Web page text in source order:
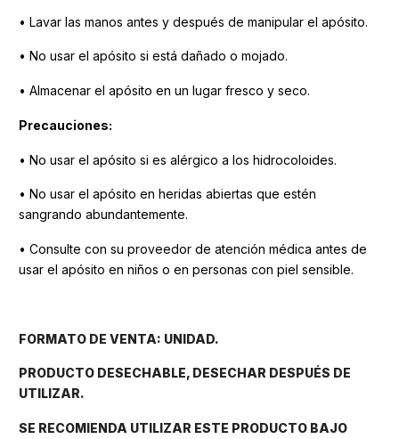
• Lavar las manos antes y después de manipular el apósito.
• No usar el apósito si está dañado o mojado.
• Almacenar el apósito en un lugar fresco y seco.
Precauciones:
• No usar el apósito si es alérgico a los hidrocoloides.
• No usar el apósito en heridas abiertas que estén
sangrando abundantemente.
• Consulte con su proveedor de atención médica antes de
usar el apósito en niños o en personas con piel sensible.
FORMATO DE VENTA: UNIDAD.
PRODUCTO DESECHABLE, DESECHAR DESPUÉS DE
UTILIZAR.
SE RECOMIENDA UTILIZAR ESTE PRODUCTO BAJO